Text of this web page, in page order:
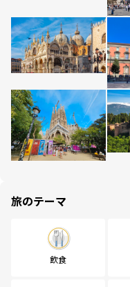
旅のテーマ
飲食